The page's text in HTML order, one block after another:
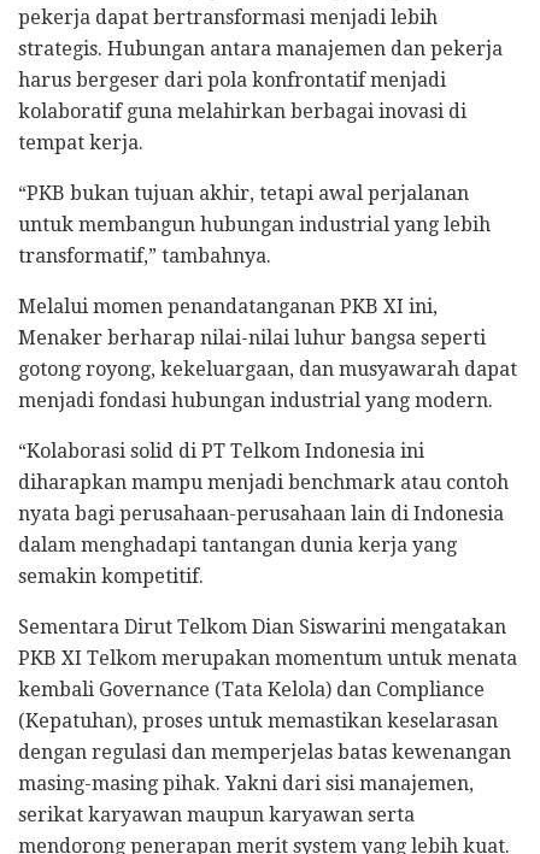
pekerja dapat bertransformasi menjadi lebih
strategis. Hubungan antara manajemen dan pekerja
harus bergeser dari pola konfrontatif menjadi
kolaboratif guna melahirkan berbagai inovasi di
tempat kerja.
“PKB bukan tujuan akhir, tetapi awal perjalanan
untuk membangun hubungan industrial yang lebih
transformatif,” tambahnya.
Melalui momen penandatanganan PKB XI ini,
Menaker berharap nilai-nilai luhur bangsa seperti
gotong royong, kekeluargaan, dan musyawarah dapat
menjadi fondasi hubungan industrial yang modern.
“Kolaborasi solid di PT Telkom Indonesia ini
diharapkan mampu menjadi benchmark atau contoh
nyata bagi perusahaan-perusahaan lain di Indonesia
dalam menghadapi tantangan dunia kerja yang
semakin kompetitif.
Sementara Dirut Telkom Dian Siswarini mengatakan
PKB XI Telkom merupakan momentum untuk menata
kembali Governance (Tata Kelola) dan Compliance
(Kepatuhan), proses untuk memastikan keselarasan
dengan regulasi dan memperjelas batas kewenangan
masing-masing pihak. Yakni dari sisi manajemen,
serikat karyawan maupun karyawan serta
mendorong penerapan merit system yang lebih kuat.